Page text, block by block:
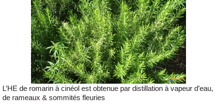
L’HE de romarin à cinéol est obtenue par distillation à vapeur d’eau,
de rameaux & sommités fleuries